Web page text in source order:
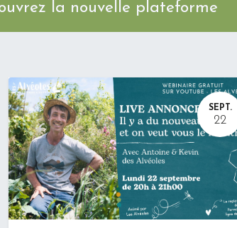
la nouvelle plateforme
SEPT.
22